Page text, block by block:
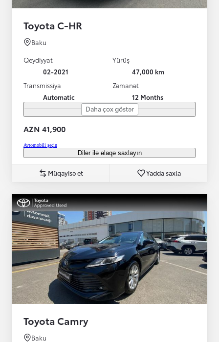
Toyota C-HR
Baku
Qeydiyyat
02-2021
Yürüş
47,000 km
Transmissiya
Automatic
Zəmanət
12 Months
Daha çox göstər
AZN 41,900
Avtomobili şeçin
Diler ilə əlaqə saxlayın
Müqayisə et Yadda saxla
Toyota Camry
Baku